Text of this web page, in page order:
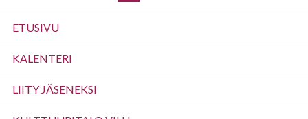
Ensisijainen
valikko
ETUSIVU
KALENTERI
LIITY JÄSENEKSI